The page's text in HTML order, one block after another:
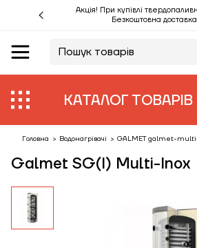
Акція! При купівлі
Безкоштовна доставка
КАТАЛОГ ТОВАРІВ
Акції %
Виробники
Об'єкти
Монтаж
Клієнтам
Головна > Водонагрівачі > GALMET galmet-
Galmet SG(I) Multi-Inox